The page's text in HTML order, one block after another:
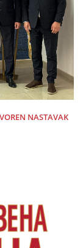
NASTAVAK